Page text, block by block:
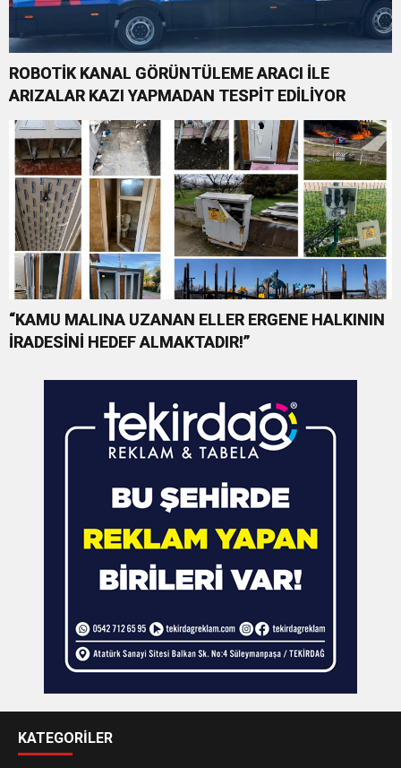
ROBOTİK KANAL GÖRÜNTÜLEME ARACI İLE
ARIZALAR KAZI YAPMADAN TESPİT EDİLİYOR
“KAMU MALINA UZANAN ELLER ERGENE HALKININ
İRADESİNİ HEDEF ALMAKTADIR!”
KATEGORİLER